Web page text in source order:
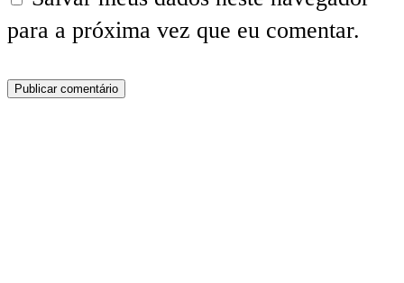
para a próxima vez que eu comentar.